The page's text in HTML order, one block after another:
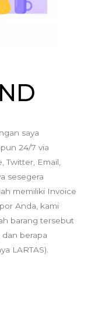
saya
24/7 via
Twitter, Email,
sesegera
memiliki Invoice
Anda, kami
barang tersebut
berapa
LARTAS).